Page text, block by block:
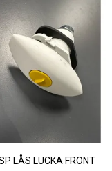
LÅS LUCKA FRONT